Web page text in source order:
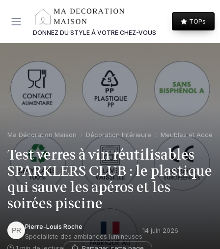
DONNEZ DU STYLE À VOTRE CHEZ-VOUS
TOPs
Ma Décoration Maison Décoration Intérieure Meubles et
Test verres à vin réutilisables
SPARKLERS CLUB : le plastique
qui sauve les apéros et les
soirées piscine
Pierre-Louis Roche
Spécialiste des ambiances lumineuses
14 juin 2026
Panneau de gestion des cookies